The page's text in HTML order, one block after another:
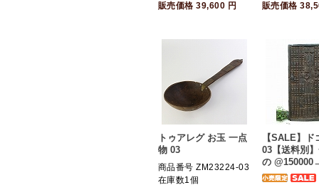
販売価格39,600 円
販売価格
トゥアレグ お玉 一点
物 03
商品番号 ZM23224-03
在庫数1個
【SALE】ド
03【送料別
の